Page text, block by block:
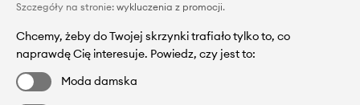
Szczegóły na stronie: wykluczenia z promocji.
Chcemy, żeby do Twojej skrzynki trafiało tylko to, co
naprawdę Cię interesuje. Powiedz, czy jest to:
Moda damska